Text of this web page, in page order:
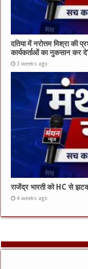
दतिया में नरोत्तम मिश्रा की
कार्यकर्ताओं का नुकसान कर दे’
3 weeks ago
राजेंद्र भारती को HC से
4 weeks ago